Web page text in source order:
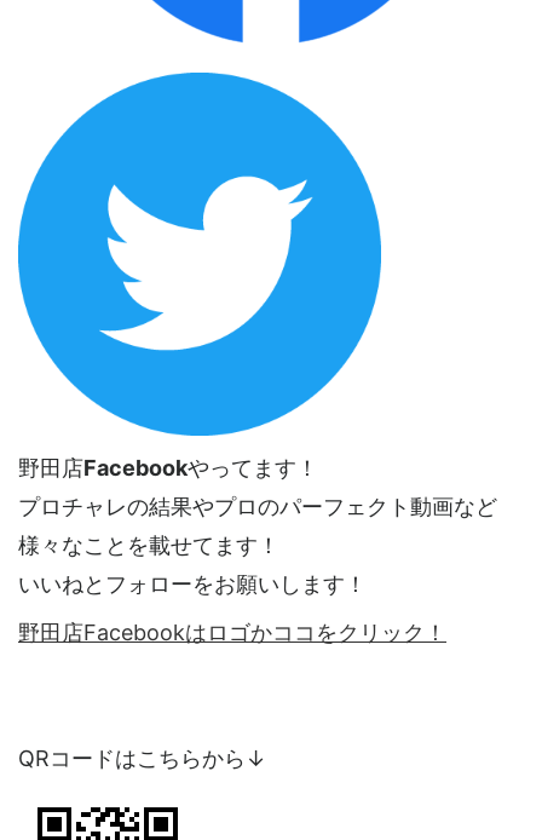
野田店Facebookやってます！
プロチャレの結果やプロのパーフェクト動画など
様々なことを載せてます！
いいねとフォローをお願いします！
野田店Facebookはロゴかココをクリック！
QRコードはこちらから↓